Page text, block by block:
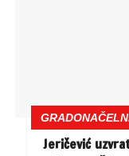
Jeričević